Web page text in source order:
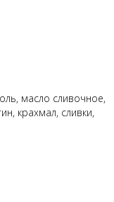
масло сливочное,
крахмал, сливки,